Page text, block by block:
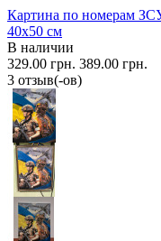
Картина по номерам
40x50 см
В наличии
329.00 грн. 389.00 грн.
3 отзыв(-ов)